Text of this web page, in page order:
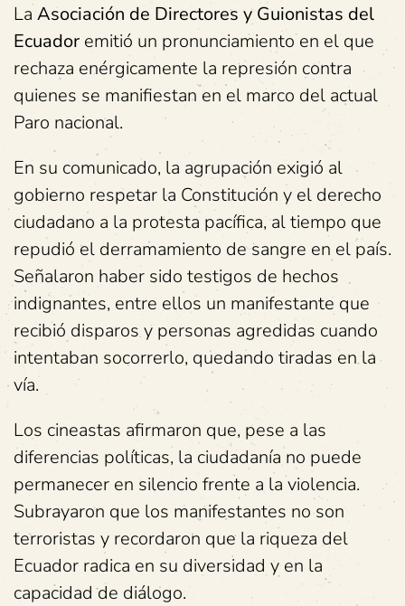
La Asociación de Directores y Guionistas del
Ecuador emitió un pronunciamiento en el que
rechaza enérgicamente la represión contra
quienes se manifiestan en el marco del actual
Paro nacional.
En su comunicado, la agrupación exigió al
gobierno respetar la Constitución y el derecho
ciudadano a la protesta pacífica, al tiempo que
repudió el derramamiento de sangre en el país.
Señalaron haber sido testigos de hechos
indignantes, entre ellos un manifestante que
recibió disparos y personas agredidas cuando
intentaban socorrerlo, quedando tiradas en la
vía.
Los cineastas afirmaron que, pese a las
diferencias políticas, la ciudadanía no puede
permanecer en silencio frente a la violencia.
Subrayaron que los manifestantes no son
terroristas y recordaron que la riqueza del
Ecuador radica en su diversidad y en la
capacidad de diálogo.